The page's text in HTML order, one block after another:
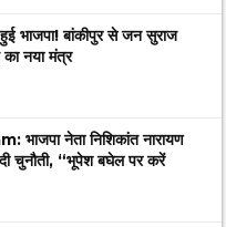
भाजपा! बांकीपुर से जन सुराज
का नया मंत्र
भाजपा नेता निशिकांत नारायण
चुनौती, “भूपेश बघेल पर करें